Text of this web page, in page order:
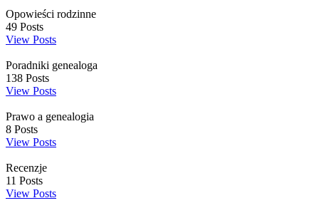
Opowieści rodzinne
49 Posts
View Posts
Poradniki genealoga
138 Posts
View Posts
Prawo a genealogia
8 Posts
View Posts
Recenzje
11 Posts
View Posts